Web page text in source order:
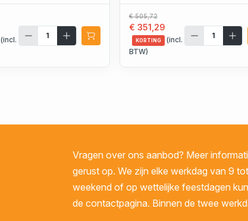
(incl.
€ 505,72
€ 351,29
KORTING
(incl.
BTW)
Vragen over ons aanbod? Meer
gerust op. We zijn elke werkdag van 9
weekend of op wettelijke feestdagen
de contactpagina. Binnen de twee